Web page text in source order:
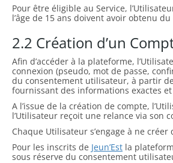
Pour être éligible au Service,
l’âge de 15 ans doivent avoir obtenu
2.2 Création d’un
Afin d’accéder à la plateforme,
connexion (pseudo, mot de passe,
du consentement utilisateur, à partir
fournissant des informations exactes
A l’issue de la création de compte,
l’Utilisateur reçoit une relance via son
Chaque Utilisateur s’engage à ne
Pour les inscrits de Jeun’Est la
sous réserve du consentement